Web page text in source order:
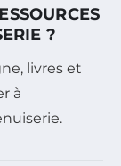
?
livres et
à